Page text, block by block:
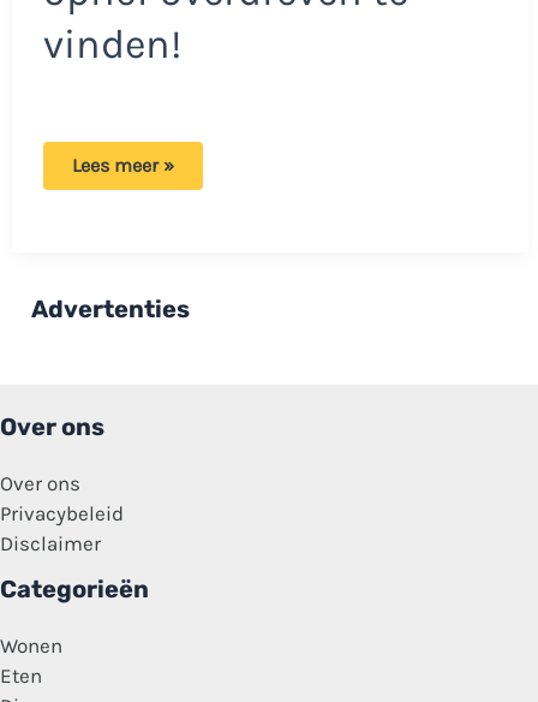
vinden!
Ron
stille
tijd
Lees meer »
Advertenties
Over ons
Over ons
Privacybeleid
Disclaimer
Categorieën
Wonen
Eten